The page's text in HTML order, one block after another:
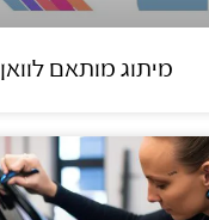
מיתוג מותאם לוואן